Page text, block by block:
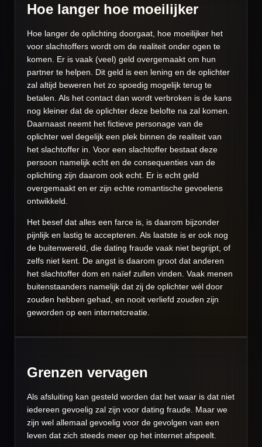
Hoe langer hoe moeilijker
Hoe langer de oplichting doorgaat, hoe moeilijker het
voor slachtoffers wordt om de realiteit onder ogen te
komen. Er is vaak (veel) geld overgemaakt om hun
partner te helpen. Dit geld is een lening en de oplichter
zal altijd beweren het zo spoedig mogelijk terug te
betalen. Als het contact dan wordt verbroken is de kans
nog kleiner dat de oplichter deze belofte na zal komen.
Daarnaast neemt het fictieve personage van de
oplichter wel degelijk een plek binnen de realiteit van
het slachtoffer in. Voor een slachtoffer bestaat deze
persoon namelijk echt en de consequenties van de
oplichting zijn daarom ook echt. Er is echt geld
overgemaakt en er zijn echte romantische gevoelens
ontwikkeld.
Het besef dat alles een farce is, is daarom bijzonder
pijnlijk en lastig te accepteren. Als laatste is er ook nog
de buitenwereld, die dating fraude vaak niet begrijpt, of
zelfs niet kent. De angst is daarom groot dat anderen
het slachtoffer dom en naïef zullen vinden. Vaak menen
buitenstaanders namelijk dat zij de oplichter wél door
zouden hebben gehad, en nooit verliefd zouden zijn
geworden op een internetcreatie.
Grenzen vervagen
Als afsluiting kan gesteld worden dat het waar is dat niet
iedereen gevoelig zal zijn voor dating fraude. Maar we
zijn wel allemaal gevoelig voor de gevolgen van een
leven dat zich steeds meer op het internet afspeelt.